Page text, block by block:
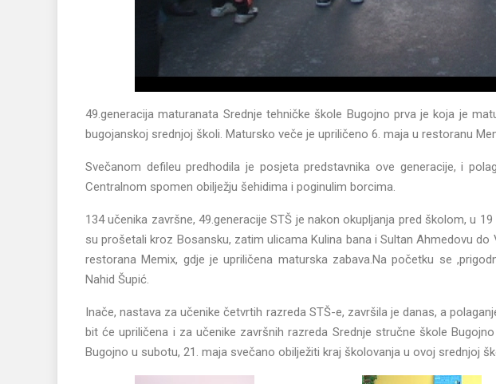
49.generacija maturanata Srednje tehničke škole Bugojno prva je koja je
bugojanskoj srednjoj školi. Matursko veče je upriličeno 6. maja u restoranu
Svečanom defileu predhodila je posjeta predstavnika ove generacije, i
Centralnom spomen obilježju šehidima i poginulim borcima.
134 učenika završne, 49.generacije STŠ je nakon okupljanja pred školom, u
su prošetali kroz Bosansku, zatim ulicama Kulina bana i Sultan Ahmedovu
restorana Memix, gdje je upriličena maturska zabava.Na početku se
Nahid Šupić.
Inače, nastava za učenike četvrtih razreda STŠ-e, završila je danas, a
bit će upriličena i za učenike završnih razreda Srednje stručne škole
Bugojno u subotu, 21. maja svečano obilježiti kraj školovanja u ovoj srednjoj